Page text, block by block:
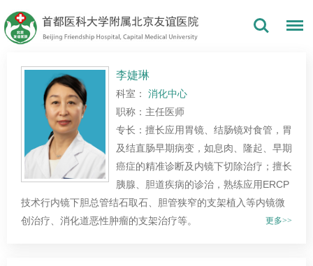
李婕琳
科室： 消化中心
职称：主任医师
专长：擅长应用胃镜、结肠镜对食管，胃
及结直肠早期病变，如息肉、隆起、早期
癌症的精准诊断及内镜下切除治疗；擅长
胰腺、胆道疾病的诊治，熟练应用ERCP
技术行内镜下胆总管结石取石、胆管狭窄的支架植入等内镜微
创治疗、消化道恶性肿瘤的支架治疗等。
更多>>